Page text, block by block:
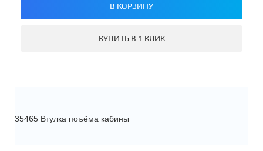
В КОРЗИНУ
КУПИТЬ В 1 КЛИК
35465 Втулка поъёма кабины